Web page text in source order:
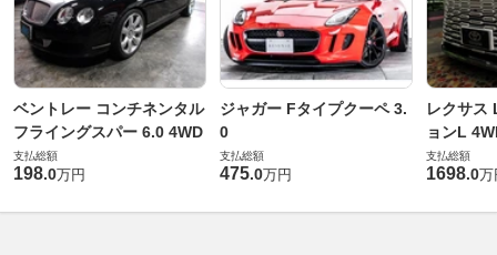
ベントレー コンチネンタル
フライングスパー 6.0 4WD
支払総額
198.0万円
ジャガー Fタイプクーペ 3.
0
支払総額
475.0万円
レクサス
ョンL
支払総額
1698.0万